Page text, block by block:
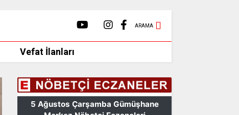
ARAMA
Vefat İlanları